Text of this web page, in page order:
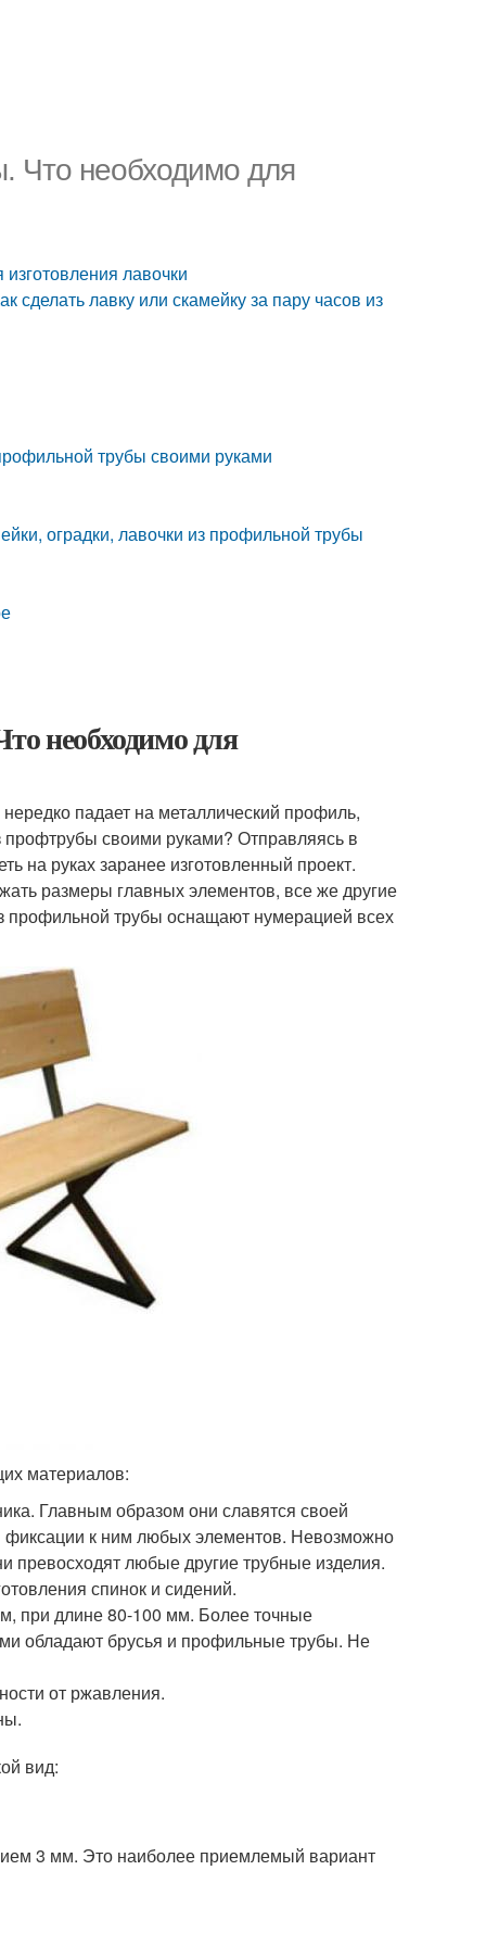
Что необходимо для
лавочки
лавку или скамейку за пару часов из
трубы своими руками
оградки, лавочки из профильной трубы
необходимо для
падает на металлический профиль,
профтрубы своими руками? Отправляясь в
на руках заранее изготовленный проект.
размеры главных элементов, все же другие
профильной трубы оснащают нумерацией всех
материалов:
Главным образом они славятся своей
фиксации к ним любых элементов. Невозможно
превосходят любые другие трубные изделия.
спинок и сидений.
при длине 80-100 мм. Более точные
обладают брусья и профильные трубы. Не
от ржавления.
вид:
3 мм. Это наиболее приемлемый вариант